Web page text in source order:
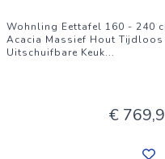
Wohnling Eettafel 160 - 240
Acacia Massief Hout
Uitschuifbare Keuk...
€